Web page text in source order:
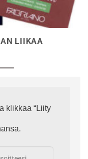
LIIKAA
klikkaa “Liity